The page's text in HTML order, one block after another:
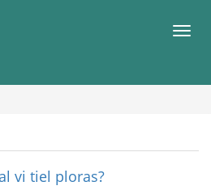
Meny
vi tiel ploras?